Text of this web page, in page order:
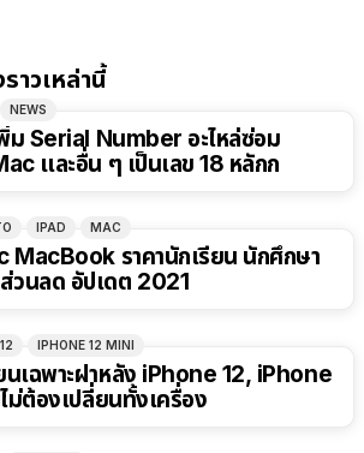
าวเหล่านี้
NEWS
ม Serial Number อะไหล่ซ่อม
และอื่น ๆ เป็นเลข 18 หลักก
IPAD MAC
MacBook ราคานักเรียน นักศึกษา
วนลด อัปเดต 2021
IPHONE 12 MINI
เฉพาะฝาหลัง iPhone 12, iPhone
ม่ต้องเปลี่ยนทั้งเครื่อง